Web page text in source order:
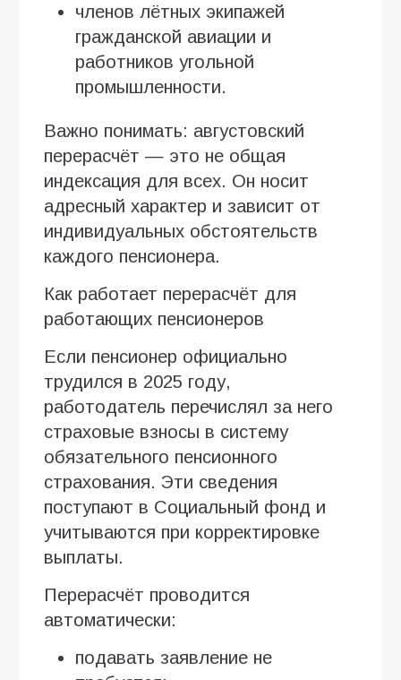
членов лётных экипажей
гражданской авиации и
работников угольной
промышленности.
Важно понимать: августовский
перерасчёт — это не общая
индексация для всех. Он носит
адресный характер и зависит от
индивидуальных обстоятельств
каждого пенсионера.
Как работает перерасчёт для
работающих пенсионеров
Если пенсионер официально
трудился в 2025 году,
работодатель перечислял за него
страховые взносы в систему
обязательного пенсионного
страхования. Эти сведения
поступают в Социальный фонд и
учитываются при корректировке
выплаты.
Перерасчёт проводится
автоматически:
подавать заявление не